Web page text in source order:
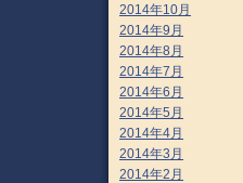
2014年10月
2014年9月
2014年8月
2014年7月
2014年6月
2014年5月
2014年4月
2014年3月
2014年2月